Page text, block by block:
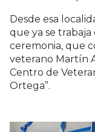
Desde esa
que ya se
ceremonia, que
veterano Martín
Centro de
Ortega”.